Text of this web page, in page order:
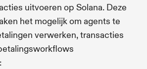
uitvoeren op Solana. Deze
het mogelijk om agents te
verwerken, transacties